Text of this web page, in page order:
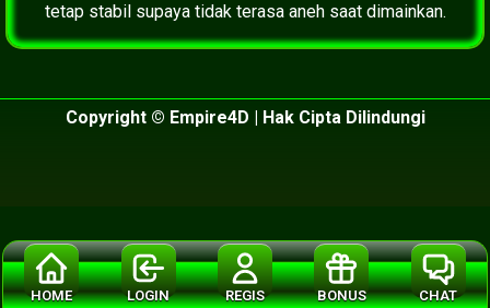
tetap stabil supaya tidak terasa aneh saat dimainkan.
Copyright © Empire4D | Hak Cipta Dilindungi
HOME LOGIN REGIS BONUS CHAT